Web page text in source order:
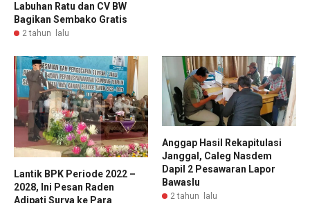
Labuhan Ratu dan CV BW
Bagikan Sembako Gratis
2 tahun lalu
Lantik BPK Periode 2022 –
2028, Ini Pesan Raden
Adipati Surya ke Para
Anggap Hasil Rekapitulasi
Janggal, Caleg Nasdem
Dapil 2 Pesawaran Lapor
Bawaslu
2 tahun lalu